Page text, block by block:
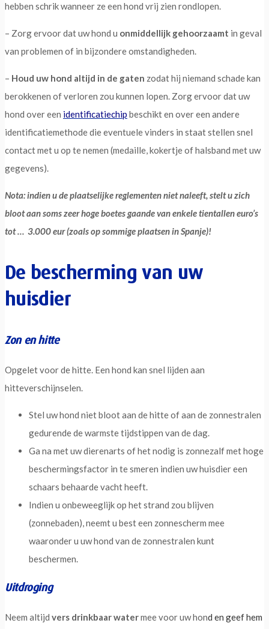
hebben schrik wanneer ze een hond vrij zien rondlopen.
– Zorg ervoor dat uw hond u onmiddellijk gehoorzaamt in geval
van problemen of in bijzondere omstandigheden.
– Houd uw hond altijd in de gaten zodat hij niemand schade kan
berokkenen of verloren zou kunnen lopen. Zorg ervoor dat uw
hond over een identificatiechip beschikt en over een andere
identificatiemethode die eventuele vinders in staat stellen snel
contact met u op te nemen (medaille, kokertje of halsband met uw
gegevens).
Nota: indien u de plaatselijke reglementen niet naleeft, stelt u zich
bloot aan soms zeer hoge boetes gaande van enkele tientallen euro’s
tot … 3.000 eur (zoals op sommige plaatsen in Spanje)!
De bescherming van uw
huisdier
Zon en hitte
Opgelet voor de hitte. Een hond kan snel lijden aan
hitteverschijnselen.
Stel uw hond niet bloot aan de hitte of aan de zonnestralen
gedurende de warmste tijdstippen van de dag.
Ga na met uw dierenarts of het nodig is zonnezalf met hoge
beschermingsfactor in te smeren indien uw huisdier een
schaars behaarde vacht heeft.
Indien u onbeweeglijk op het strand zou blijven
(zonnebaden), neemt u best een zonnescherm mee
waaronder u uw hond van de zonnestralen kunt
beschermen.
Uitdroging
Neem altijd vers drinkbaar watermee voor uw hond en geef hem